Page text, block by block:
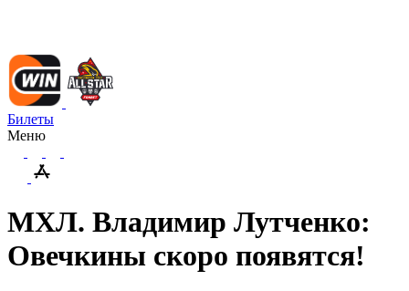
Билеты
Меню
МХЛ. Владимир Лутченко:
Овечкины скоро появятся!